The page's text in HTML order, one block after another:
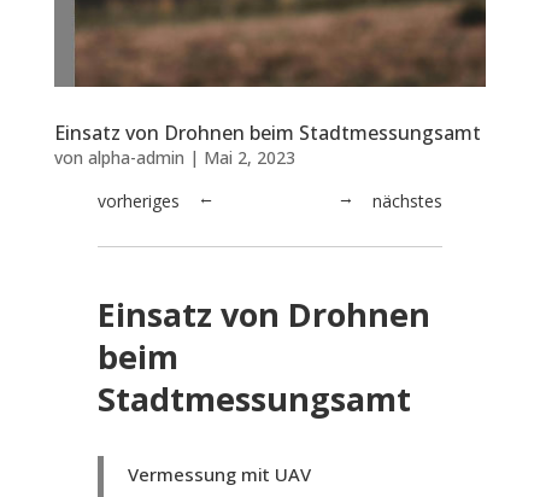
Einsatz von Drohnen beim Stadtmessungsamt
von alpha-admin | Mai 2, 2023
← nächstes
vorheriges →
Einsatz von Drohnen
beim
Stadtmessungsamt
Vermessung mit UAV